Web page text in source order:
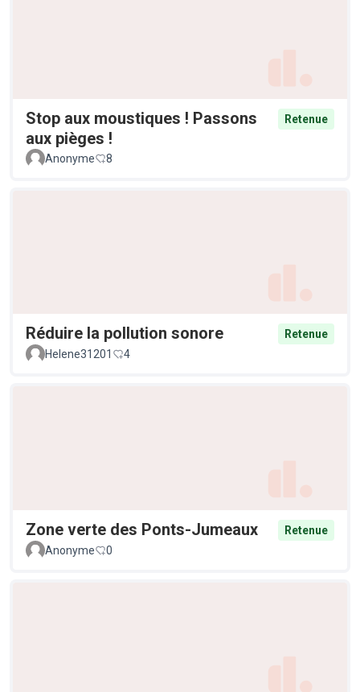
Stop aux moustiques ! Passons
aux pièges !
Retenue
Anonyme 8
Réduire la pollution sonore
Retenue
Helene31201
4
Zone verte des Ponts-Jumeaux
Retenue
Anonyme
0